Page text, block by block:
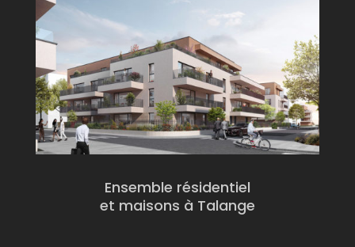
Ensemble résidentiel
et maisons à Talange